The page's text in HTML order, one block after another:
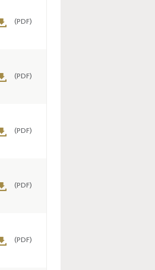
(PDF)
(PDF)
(PDF)
(PDF)
(PDF)